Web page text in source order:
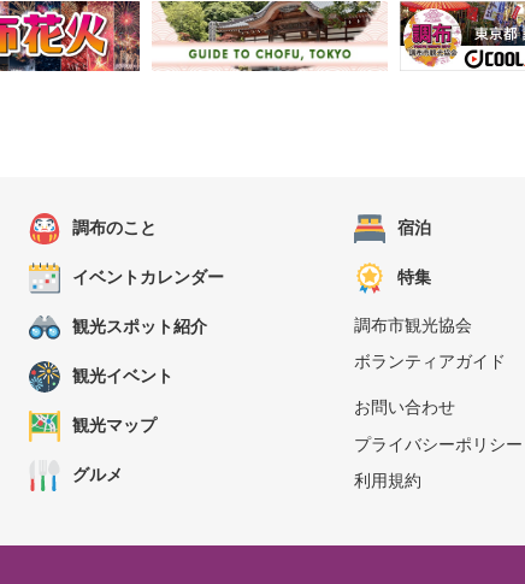
調布のこと
イベントカレンダー
観光スポット紹介
観光イベント
観光マップ
グルメ
宿泊
特集
調布市観光協会
ボランティアガイド
お問い合わせ
プライバシーポリシー
利用規約